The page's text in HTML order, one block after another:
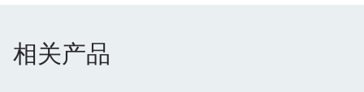
相关产品
相关产品